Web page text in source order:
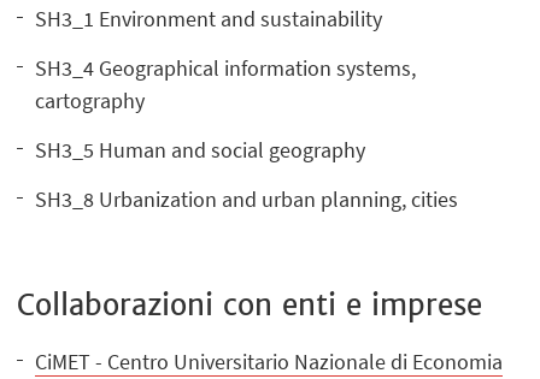
SH3_1 Environment and sustainability
SH3_4 Geographical information systems,
cartography
SH3_5 Human and social geography
SH3_8 Urbanization and urban planning, cities
Collaborazioni con enti e imprese
CiMET - Centro Universitario Nazionale di Economia